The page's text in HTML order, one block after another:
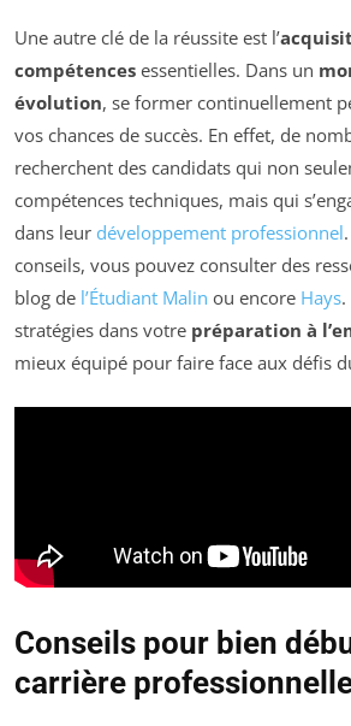
Une autre clé de la réussite est l’
compétences essentielles. Dans un
évolution, se former continuellement
vos chances de succès. En effet, de
recherchent des candidats qui non
compétences techniques, mais qui
dans leur développement professionnel
conseils, vous pouvez consulter des
blog de l’Étudiant Malin ou encore Hays
stratégies dans votre préparation à
mieux équipé pour faire face aux défis
Conseils pour bien
carrière